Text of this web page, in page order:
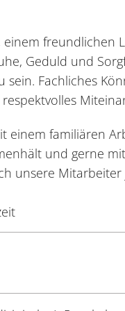
freundlichen
Geduld und
Fachliches
familiären
und gerne
unsere Mitarbeiter